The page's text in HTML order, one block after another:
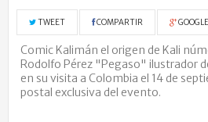
TWEET COMPARTIR
Comic Kalimán el origen de Kali
Rodolfo Pérez "Pegaso" ilustrador
en su visita a Colombia el 14 de
postal exclusiva del evento.